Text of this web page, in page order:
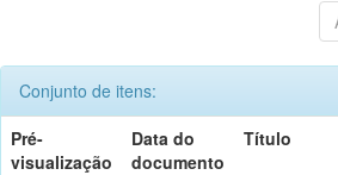
Conjunto de itens:
Pré-
visualização
Data do
documento
Título